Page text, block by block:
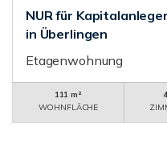
NUR für
in Überlingen
Etagenwohnung
111 m²
WOHNFLÄCHE
4